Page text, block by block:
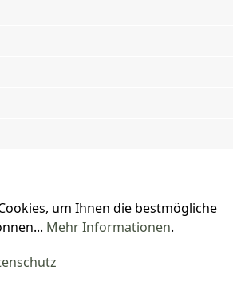
*Alle Preise inkl. gesetzl.
um Ihnen die bestmögliche
Mehr Informationen.